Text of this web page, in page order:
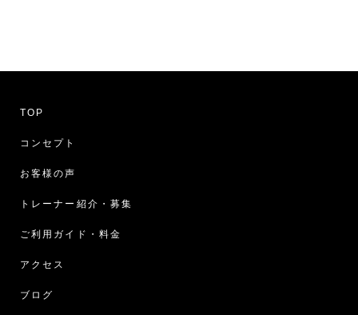
TOP
コンセプト
お客様の声
トレーナー紹介・募集
ご利用ガイド・料金
アクセス
ブログ